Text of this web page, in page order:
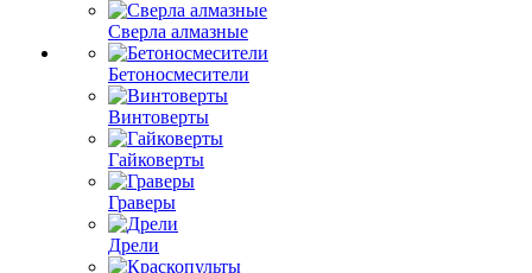
Сверла алмазные
Бетоносмесители
Винтоверты
Гайковерты
Граверы
Дрели